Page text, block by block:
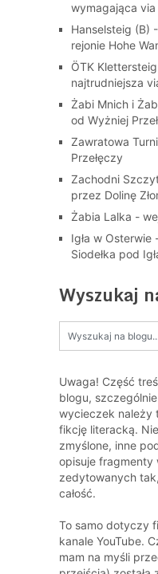
wymagająca
Hanselsteig (B)
rejonie Hohe
ÖTK
najtrudniejsza
Żabi Mnich i
od Wyżniej
Zawratowa
Przełęczy
Zachodni
przez Dolinę
Żabia Lalka -
Igła w
Siodełka pod
Wyszukaj
Uwaga! Część
blogu,
wycieczek należy
fikcję literacką.
zmyślone, inne
opisuje fragmenty
zedytowanych
całość.
To samo dotyczy
kanale YouTube.
mam na myśli